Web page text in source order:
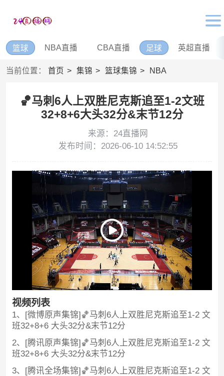
篮球 NBA直播 CBA直播 足球 英超直播
当前位置： 首页 集锦 篮球集锦 NBA
🏀马刺6人上双胜尼克斯追至1-2文班
32+8+6大头32分&末节12分
来源：24直播网
发布时间：2026-06-10 14:52:55
视频列表
1、[微博原声集锦]🏀马刺6人上双胜尼克斯追至1-2 文
班32+8+6 大头32分&末节12分
2、[腾讯原声集锦]🏀马刺6人上双胜尼克斯追至1-2 文
班32+8+6 大头32分&末节12分
3、[腾讯全场集锦]🏀马刺6人上双胜尼克斯追至1-2 文